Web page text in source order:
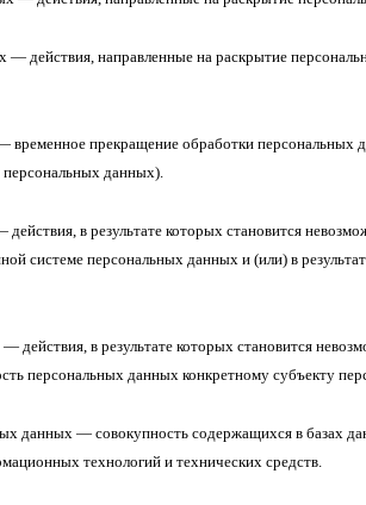
— действия, направленные на раскрытие
прекращение обработки персональных
персональных данных).
в результате которых становится
системе персональных данных и (или) в
действия, в результате которых становится
персональных данных конкретному субъекту
данных — совокупность содержащихся в базах
технологий и технических средств.